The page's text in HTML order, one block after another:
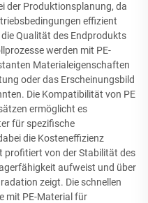
der Produktionsplanung, da
effizient
Qualität des Endprodukts
werden mit PE-
Materialeigenschaften
oder das Erscheinungsbild
Die Kompatibilität von PE
ermöglicht es
für spezifische
die Kosteneffizienz
profitiert von der Stabilität des
aufweist und über
zeigt. Die schnellen
mit PE-Material für